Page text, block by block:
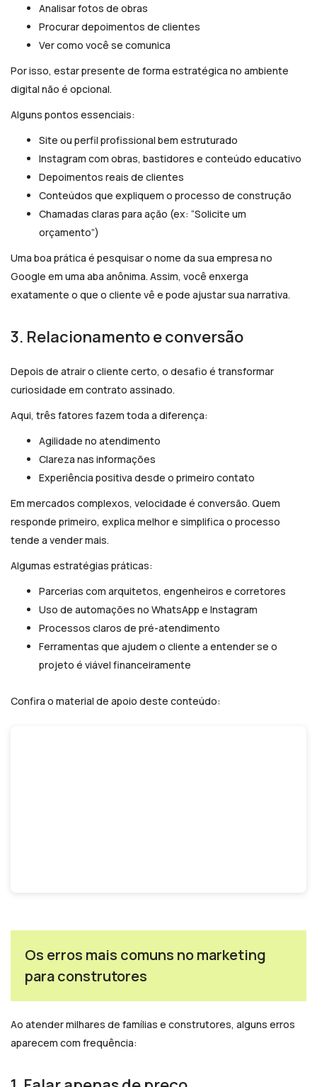
Analisar fotos de obras
Procurar depoimentos de clientes
Ver como você se comunica
Por isso, estar presente de forma estratégica no ambiente
digital não é opcional.
Alguns pontos essenciais:
Site ou perfil profissional bem estruturado
Instagram com obras, bastidores e conteúdo educativo
Depoimentos reais de clientes
Conteúdos que expliquem o processo de construção
Chamadas claras para ação (ex: “Solicite um
orçamento”)
Uma boa prática é pesquisar o nome da sua empresa no
Google em uma aba anônima. Assim, você enxerga
exatamente o que o cliente vê e pode ajustar sua narrativa.
3. Relacionamento e conversão
Depois de atrair o cliente certo, o desafio é transformar
curiosidade em contrato assinado.
Aqui, três fatores fazem toda a diferença:
Agilidade no atendimento
Clareza nas informações
Experiência positiva desde o primeiro contato
Em mercados complexos, velocidade é conversão. Quem
responde primeiro, explica melhor e simplifica o processo
tende a vender mais.
Algumas estratégias práticas:
Parcerias com arquitetos, engenheiros e corretores
Uso de automações no WhatsApp e Instagram
Processos claros de pré-atendimento
Ferramentas que ajudem o cliente a entender se o
projeto é viável financeiramente
Confira o material de apoio deste conteúdo:
Os erros mais comuns no marketing
para construtores
Ao atender milhares de famílias e construtores, alguns erros
aparecem com frequência: